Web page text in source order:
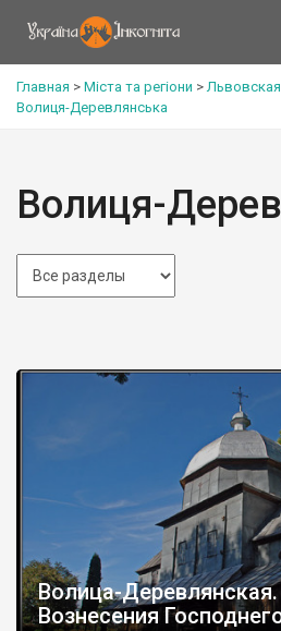
Главная > Міста та регіони >
Волиця-Деревлянська
Волиця-
Волица-
Вознесения